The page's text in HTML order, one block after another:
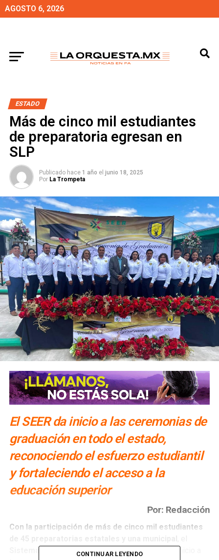
AGOSTO 6, 2026
ESTADO
Más de cinco mil estudiantes
de preparatoria egresan en
SLP
Publicado hace 1 año el junio 18, 2025
Por La Trompeta
El SEER da inicio a las ceremonias de
graduación en todo el estado,
reconociendo el esfuerzo estudiantil
y fortaleciendo el acceso a la
educación superior
Por: Redacción
Con la participación de más de cinco mil estudiantes
Sistema Educativo Estatal Regular (SEER)
dio inicio a
CONTINUAR LEYENDO